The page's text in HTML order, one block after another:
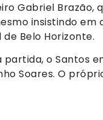
Gabriel Brazão,
insistindo em
Belo Horizonte.
o Santos
Soares. O